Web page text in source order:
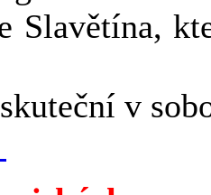
Slavětína,
v